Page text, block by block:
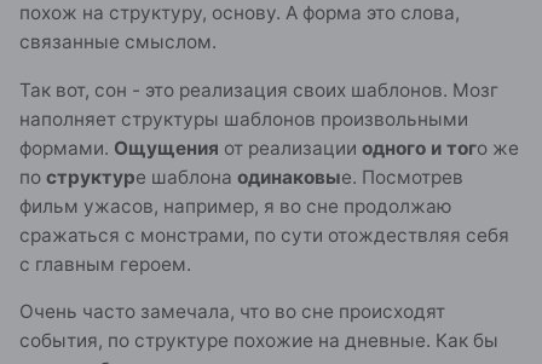
похож на структуру, основу. А форма это слова,
связанные смыслом.
Так вот, сон - это реализация своих шаблонов. Мозг
наполняет структуры шаблонов произвольными
формами. Ощущения от реализации одного и того же
по структуре шаблона одинаковые. Посмотрев
фильм ужасов, например, я во сне продолжаю
сражаться с монстрами, по сути отождествляя себя
с главным героем.
Очень часто замечала, что во сне происходят
события, по структуре похожие на дневные. Как бы